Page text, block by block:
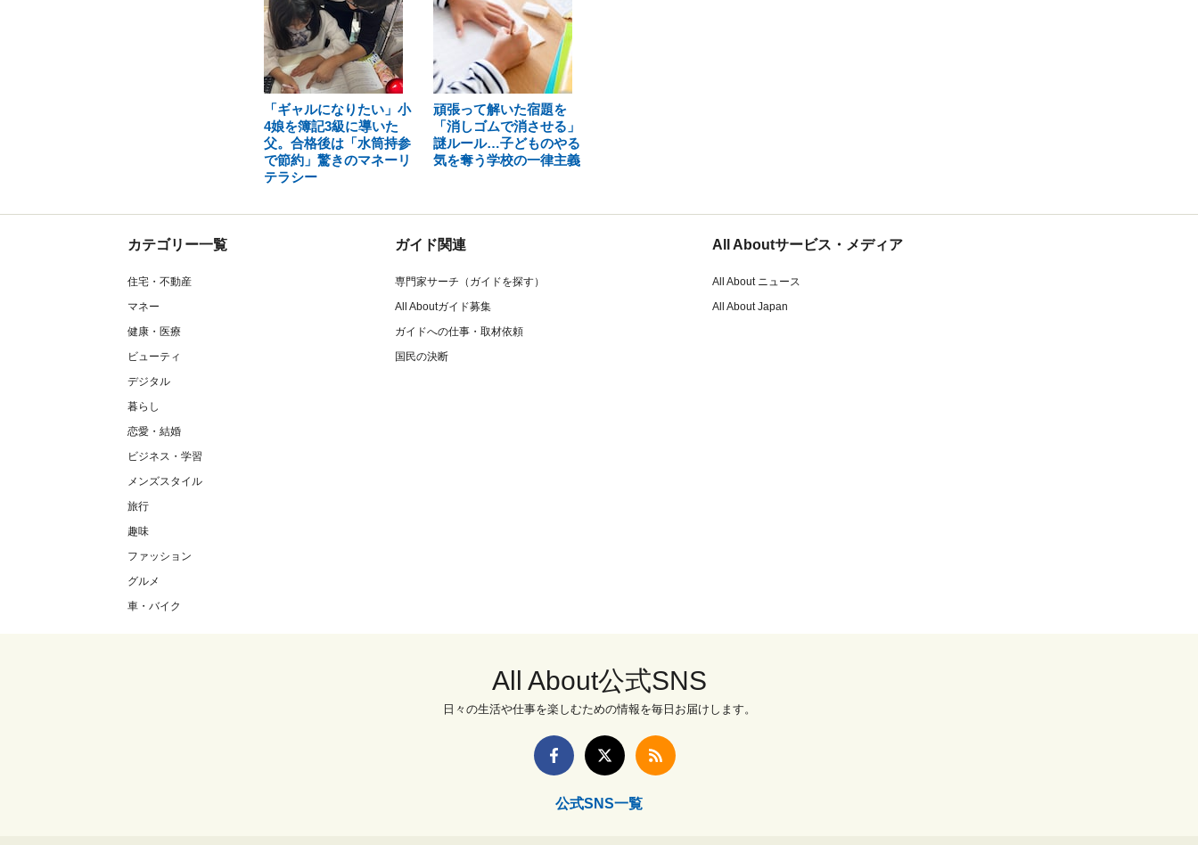
「ギャルになりたい」小
4娘を簿記3級に導いた
父。合格後は「水筒持参
で節約」驚きのマネーリ
テラシー
頑張って解いた宿題を
「消しゴムで消させる」
謎ルール…子どものやる
気を奪う学校の一律主義
カテゴリー一覧
住宅・不動産
マネー
健康・医療
ビューティ
デジタル
暮らし
恋愛・結婚
ビジネス・学習
メンズスタイル
旅行
趣味
ファッション
グルメ
車・バイク
ガイド関連
専門家サーチ（ガイドを探す）
All Aboutガイド募集
ガイドへの仕事・取材依頼
国民の決断
All Aboutサービス・メディア
All About ニュース
All About Japan
All About公式SNS
日々の生活や仕事を楽しむための情報を毎日お届けします。
公式SNS一覧